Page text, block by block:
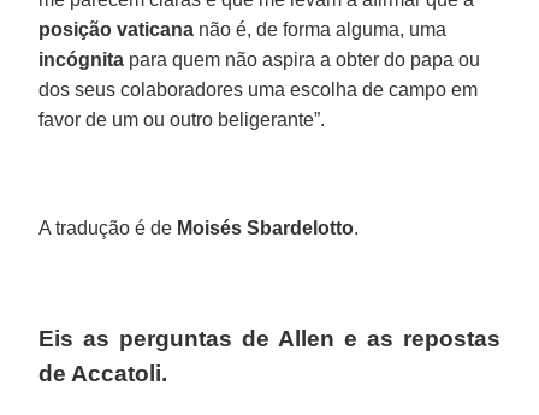
posição vaticana não é, de forma alguma, uma
incógnita para quem não aspira a obter do papa ou
dos seus colaboradores uma escolha de campo em
favor de um ou outro beligerante”.
A tradução é de Moisés Sbardelotto.
Eis as perguntas de Allen e as repostas
de Accatoli.